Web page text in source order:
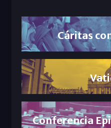
Cáritas
Conferencia